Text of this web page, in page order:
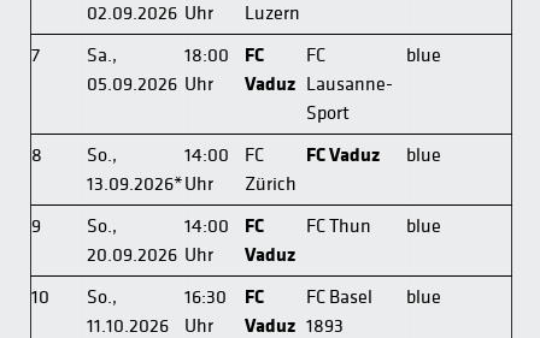
02.09.2026 Uhr
Luzern
7
Sa.,
05.09.2026
18:00
Uhr
FC
Vaduz
FC
Lausanne-
Sport
blue
8
So.,
13.09.2026*
14:00
Uhr
FC
Zürich
FC Vaduz blue
9
So.,
20.09.2026
14:00
Uhr
FC
Vaduz
FC Thun blue
10
So.,
11.10.2026
16:30
Uhr
FC
Vaduz
FC Basel
1893
blue